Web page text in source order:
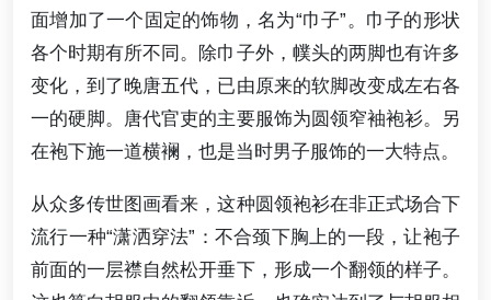
面增加了一个固定的饰物，名为“巾子”。巾子的形状
各个时期有所不同。除巾子外，幞头的两脚也有许多
变化，到了晚唐五代，已由原来的软脚改变成左右各
一的硬脚。唐代官吏的主要服饰为圆领窄袖袍衫。另
在袍下施一道横襕，也是当时男子服饰的一大特点。
从众多传世图画看来，这种圆领袍衫在非正式场合下
流行一种“潇洒穿法”：不合颈下胸上的一段，让袍子
前面的一层襟自然松开垂下，形成一个翻领的样子。